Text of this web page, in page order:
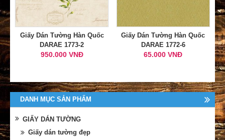
Giấy Dán Tường Hàn Quốc
DARAE 1773-2
950.000 VNĐ
Giấy Dán Tường Hàn Quốc
DARAE 1772-6
65.000 VNĐ
DANH MỤC SẢN PHẨM
GIẤY DÁN TƯỜNG
Giấy dán tường đẹp